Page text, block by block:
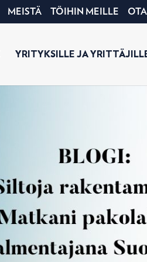
MEISTÄ TÖIHIN MEILLE
YRITYKSILLE JA